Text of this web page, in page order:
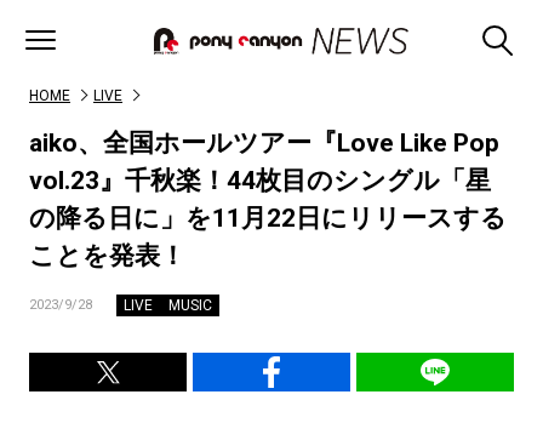
HOME LIVE
aiko、全国ホールツアー『Love Like Pop
vol.23』千秋楽！44枚目のシングル「星
の降る日に」を11月22日にリリースする
ことを発表！
2023/9/28 LIVE MUSIC